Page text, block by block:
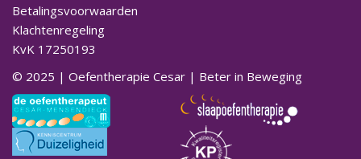
Betalingsvoorwaarden
Klachtenregeling
KvK 17250193
© 2025 | Oefentherapie Cesar | Beter in Beweging